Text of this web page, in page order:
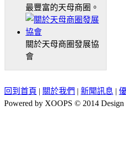
最豐富的天母商圈。
關於天母商圈發展協
會
回到首頁 | 關於我們 | 新聞訊息 |
Powered by XOOPS © 2014 Design